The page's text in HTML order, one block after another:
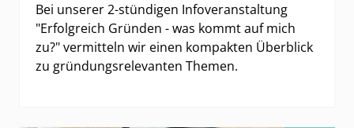
Bei unserer 2-stündigen Infoveranstaltung
"Erfolgreich Gründen - was kommt auf mich
zu?" vermitteln wir einen kompakten Überblick
zu gründungsrelevanten Themen.